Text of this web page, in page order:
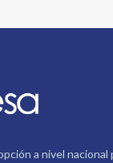
a nivel